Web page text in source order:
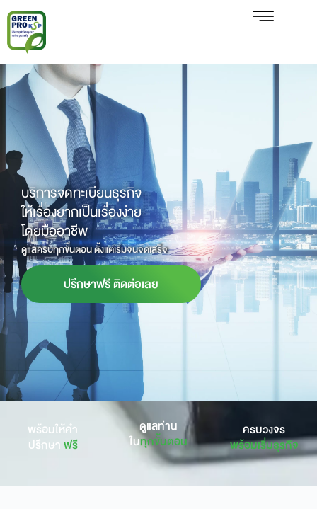
บริการจดทะเบียนธุรกิจ
ให้เรื่องยากเป็นเรื่องง่าย
โดยมืออาชีพ
ดูแลครบทุกขั้นตอน ตั้งแต่เริ่มจนจดเสร็จ
ปรึกษาฟรี ติดต่อเลย
พร้อมให้คำ
ปรึกษาฟรี
ดูแลท่าน
ในทุกขั้นตอน
ครบวงจร
พร้อมเริ่มธุรกิจ